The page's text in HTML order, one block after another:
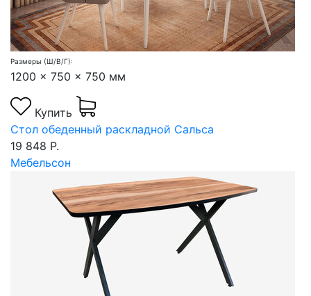
Размеры (Ш/В/Г):
1200 x 750 x 750 мм
Купить
Стол обеденный раскладной Сальса
19 848 Р.
Мебельсон